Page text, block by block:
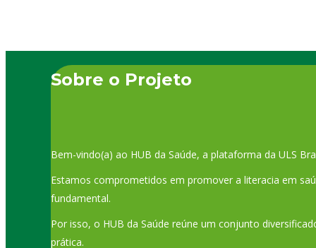
Sobre o Projeto
Bem-vindo(a) ao HUB da Saúde, a plataforma da ULS
Estamos comprometidos em promover a literacia em
fundamental.
Por isso, o HUB da Saúde reúne um conjunto
prática.